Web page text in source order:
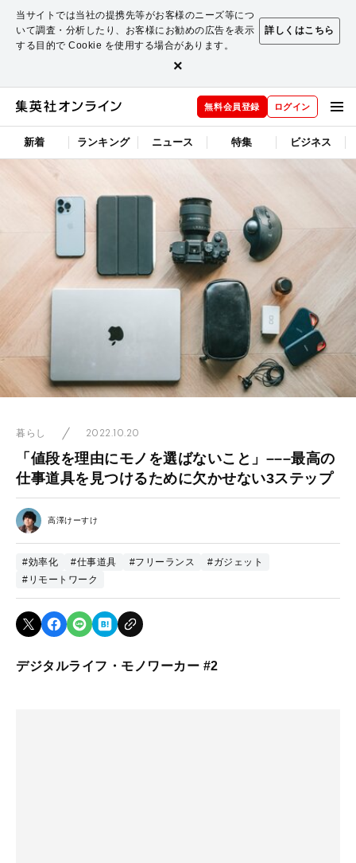
当サイトでは当社の提携先等がお客様のニーズ等につ
いて調査・分析したり、お客様にお勧めの広告を表示
する目的で Cookie を使用する場合があります。
詳しくはこちら
×
無料会員登録 ログイン
新着 ランキング ニュース 特集 ビジネス
暮らし 2022.10.20
「値段を理由にモノを選ばないこと」–––最高の
仕事道具を見つけるために欠かせない3ステップ
高澤けーすけ
#効率化 #仕事道具 #フリーランス
#ガジェット
#リモートワーク
デジタルライフ・モノワーカー #2